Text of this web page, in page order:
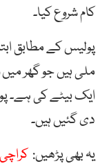
کام شروع کیا۔
ملی ہیں جو گھر میں
ایک بیٹے کی ہے۔
دی گئیں ہیں۔
یہ بھی پڑھیں: